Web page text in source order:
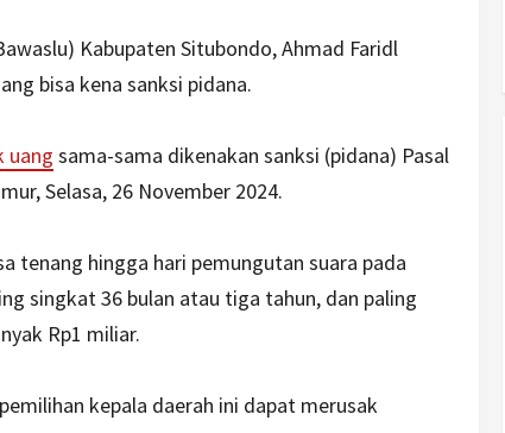
Kabupaten Situbondo, Ahmad Faridl
bisa kena sanksi pidana.
uang sama-sama dikenakan sanksi (pidana) Pasal
Selasa, 26 November 2024.
tenang hingga hari pemungutan suara pada
singkat 36 bulan atau tiga tahun, dan paling
Rp1 miliar.
kepala daerah ini dapat merusak